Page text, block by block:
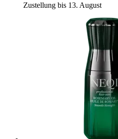
Zustellung bis 13. August